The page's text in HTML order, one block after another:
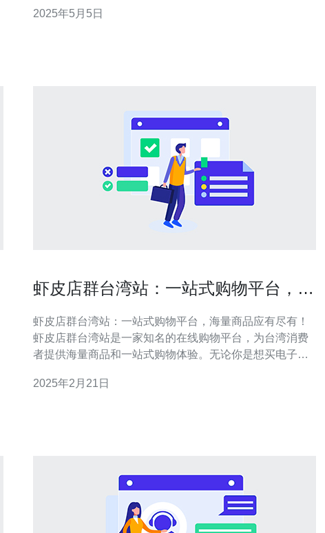
的焦点。而台湾原生IP代理的出现，为我们提供了一种畅
2025年5月5日
虾皮店群台湾站：一站式购物平台，海
虾皮店群台湾站：一站式购物平台，海量商品应有尽有！
虾皮店群台湾站是一家知名的在线购物平台，为台湾消费
者提供海量商品和一站式购物体验。无论你是想买电子产
都能满足你的需求。它致力于为消费者提供高品质、优惠
2025年2月21日